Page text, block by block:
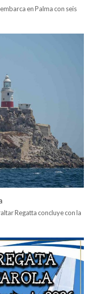
en Palma con seis
Regatta concluye con la